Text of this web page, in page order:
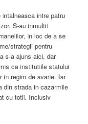
intre patru
S-au inmultit
in loc de a se
strategii pentru
s-a ajuns aici, dar
ca institutiile statului
in regim de avarie. Iar
din strada in cazarmile
cu totii. Inclusiv